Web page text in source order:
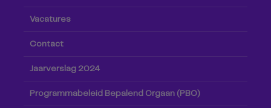
Vacatures
Contact
Jaarverslag 2024
Programmabeleid Bepalend Orgaan (PBO)